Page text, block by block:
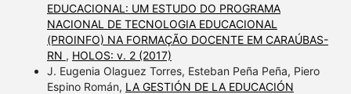
EDUCACIONAL: UM ESTUDO DO PROGRAMA
NACIONAL DE TECNOLOGIA EDUCACIONAL
(PROINFO) NA FORMAÇÃO DOCENTE EM CARAÚBAS-
RN , HOLOS: v. 2 (2017)
J. Eugenia Olaguez Torres, Esteban Peña Peña, Piero
Espino Román, LA GESTIÓN DE LA EDUCACIÓN